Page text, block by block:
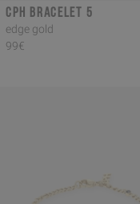
CPH BRACELET 5
edge gold
99€